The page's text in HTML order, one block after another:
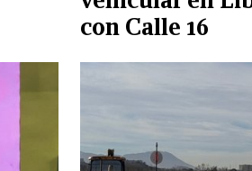
con Calle 16